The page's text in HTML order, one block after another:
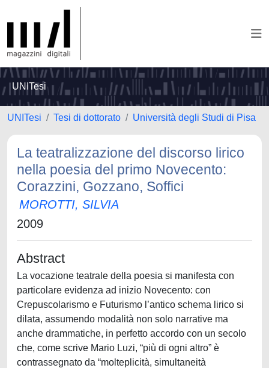
UNITesi
UNITesi Tesi di dottorato Università degli Studi di Pisa
La teatralizzazione del discorso lirico
nella poesia del primo Novecento:
Corazzini, Gozzano, Soffici
MOROTTI, SILVIA
2009
Abstract
La vocazione teatrale della poesia si manifesta con
particolare evidenza ad inizio Novecento: con
Crepuscolarismo e Futurismo l’antico schema lirico si
dilata, assumendo modalità non solo narrative ma
anche drammatiche, in perfetto accordo con un secolo
che, come scrive Mario Luzi, “più di ogni altro” è
contrassegnato da “molteplicità, simultaneità